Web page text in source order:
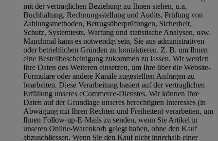
mit der vertraglichen Beziehung zu Ihnen stehen, u.a.
Buchhaltung, Rechnungsstellung und Audits, Prüfung von
Zahlungsmethoden, Betrugsüberprüfungen, Sicherheit,
Schutz, Systemtests, Wartung und statistische Analysen, usw.
Manchmal kann es notwendig sein, Sie aus administrativen
oder betrieblichen Gründen zu kontaktieren. Z. B. um Ihnen
eine Bestellbescheinigung zukommen zu lassen. Wir werden
Ihre Daten des Weiteren einsetzen, um Ihre über die Website-
Formulare oder andere Kanäle zugestellten Anfragen zu
bearbeiten. Diese Verarbeitung basiert auf der vertraglichen
Erfüllung unseres eCommerce-Dienstes. Wir können Ihre
Daten auf der Grundlage unseres berechtigten Interesses (in
Abwägung mit Ihren Rechten und Freiheiten) verarbeiten, um
Ihnen Follow-up-E-Mails zu senden, wenn Sie Artikel in
unseren Online-Warenkorb gelegt haben, ohne den Kauf
abzuschliessen. Wenn Sie den Kauf nicht innerhalb einer